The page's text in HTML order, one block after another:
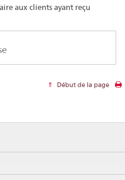
aux clients ayant reçu
Début de la page